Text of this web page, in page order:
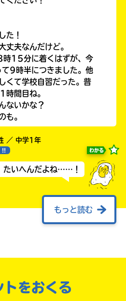
た！
丈夫なんだけど。
時15分に着くはずが、今
9時半につきました。他
くて学校自習だった。普
時間目ね。
ないかな？
も。
／ 中学1年
!! わかる
たいへんだよね……！
もっと読む
ございます！！さくらで
正月や元日を振り返る
トをおくる